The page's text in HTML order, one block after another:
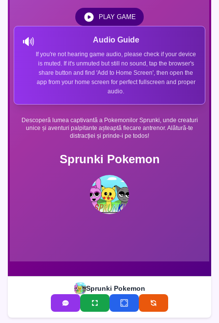
Sprunki Pokemon
Descoperă lumea captivantă a Pokemonilor Sprunki, unde creaturi
unice și aventuri palpitante așteaptă fiecare antrenor. Alătură-te
distracției și prinde-i pe todos!
🔊 Audio Guide
If you're not hearing game audio, please check if your device
is muted. If it's unmuted but still no sound, tap the browser's
share button and find 'Add to Home Screen', then open the
app from your home screen for perfect fullscreen and proper
audio.
PLAY GAME
Sprunki Pokemon